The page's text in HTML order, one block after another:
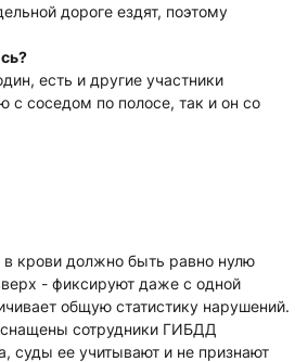
дороге ездят, поэтому
есть и другие участники
с соседом по полосе, так и он со
крови должно быть равно нулю
- фиксируют даже с одной
общую статистику нарушений.
сотрудники ГИБДД
суды ее учитывают и не признают